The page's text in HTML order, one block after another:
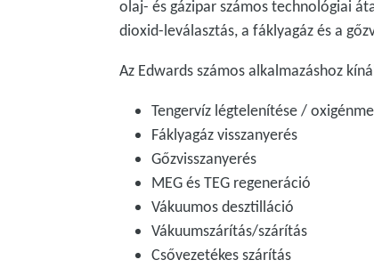
olaj- és gázipar számos technológiai
dioxid-leválasztás, a fáklyagáz és a
Az Edwards számos alkalmazáshoz
Tengervíz légtelenítése /
Fáklyagáz visszanyerés
Gőzvisszanyerés
MEG és TEG regeneráció
Vákuumos desztilláció
Vákuumszárítás/szárítás
Csővezetékes szárítás